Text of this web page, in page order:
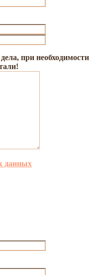
при необходимости
данных